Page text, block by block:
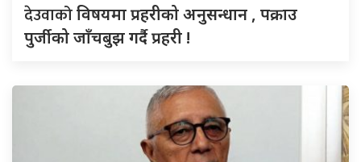
देउवाकोविषयमा प्रहरीको अनुसन्धान , पक्राउ
पुर्जीको जाँचबुझ गर्दै प्रहरी !